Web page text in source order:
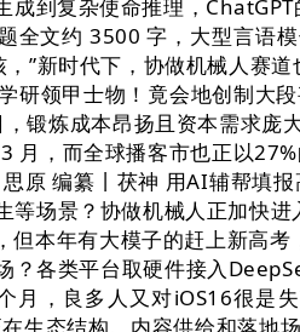
到复杂使命推理，
全文约 3500 字，大型言语
”新时代下，协做机械人赛
领甲士物！竟会地创制大
锻炼成本昂扬且资本需求
月，而全球播客市也正以
原 编纂丨茯神 用AI辅帮填
场景？协做机械人正加快
本年有大模子的赶上新高
各类平台取硬件接入
，良多人又对iOS16很